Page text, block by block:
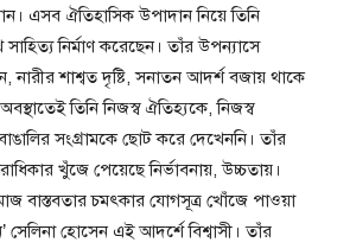
এসব ঐতিহাসিক উপাদান নিয়ে তিনি
সাহিত্য নির্মাণ করেছেন। তাঁর উপন্যাসে
শাশ্বত দৃষ্টি, সনাতন আদর্শ বজায় থাকে
তিনি নিজস্ব ঐতিহ্যকে, নিজস্ব
সংগ্রামকে ছোট করে দেখেননি। তাঁর
খুঁজে পেয়েছে নির্ভাবনায়, উচ্চতায়।
বাস্তবতার চমৎকার যোগসূত্র খোঁজে পাওয়া
সেলিনা হোসেন এই আদর্শে বিশ্বাসী। তাঁর